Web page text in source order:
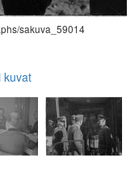
sakuva_59014
kuvat